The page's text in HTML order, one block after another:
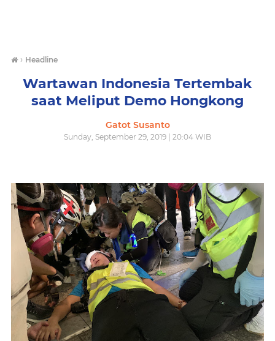
› Headline
Wartawan Indonesia Tertembak
saat Meliput Demo Hongkong
Gatot Susanto
Sunday, September 29, 2019 | 20:04 WIB